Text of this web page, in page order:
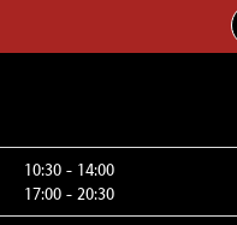
10:30 - 14:00
17:00 - 20:30